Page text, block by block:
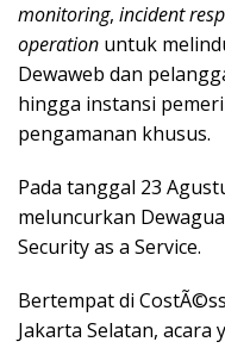
monitoring, incident
operation untuk
Dewaweb dan
hingga instansi
pengamanan khusus.
Pada tanggal 23
meluncurkan
Security as a Service.
Bertempat di
Jakarta Selatan,